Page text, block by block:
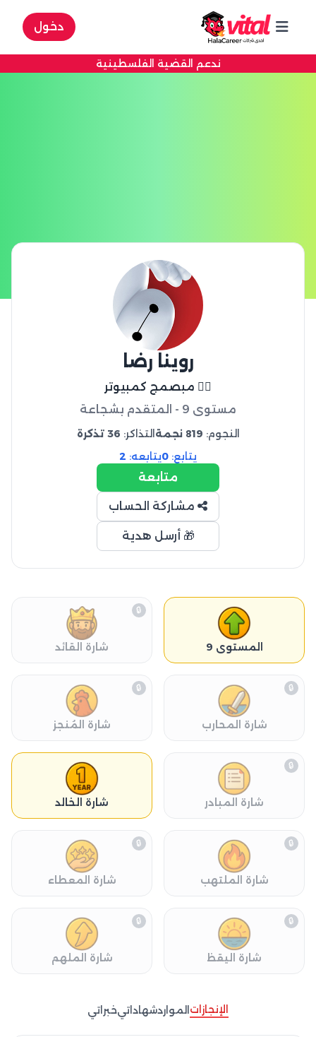
دخول
ندعم القضية الفلسطينية
روينا رضا
👍🏻 مبصمج كمبيوتر
مستوى 9 - المتقدم بشجاعة
النجوم: 819 نجمة التذاكر: 36 تذكرة
يتابع: 0يتابعه: 2
متابعة
مشاركة الحساب
🎁 أرسل هدية
المستوى 9 شارة القائد
🔒
شارة المحارب
🔒
شارة المُنجز
🔒
شارة المبادر
🔒
شارة الخالد
شارة الملتهب
🔒
شارة المعطاء
🔒
شارة اليقظ
🔒
شارة الملهم
🔒
الإنجازات المواردشهاداتيخبراتي